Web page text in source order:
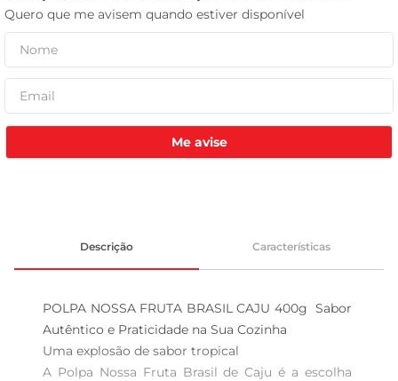
Me avise
Descrição Características
POLPA NOSSA FRUTA BRASIL CAJU 400g  Sabor
Autêntico e Praticidade na Sua Cozinha
Uma explosão de sabor tropical
A Polpa Nossa Fruta Brasil de Caju é a escolha
leite pó